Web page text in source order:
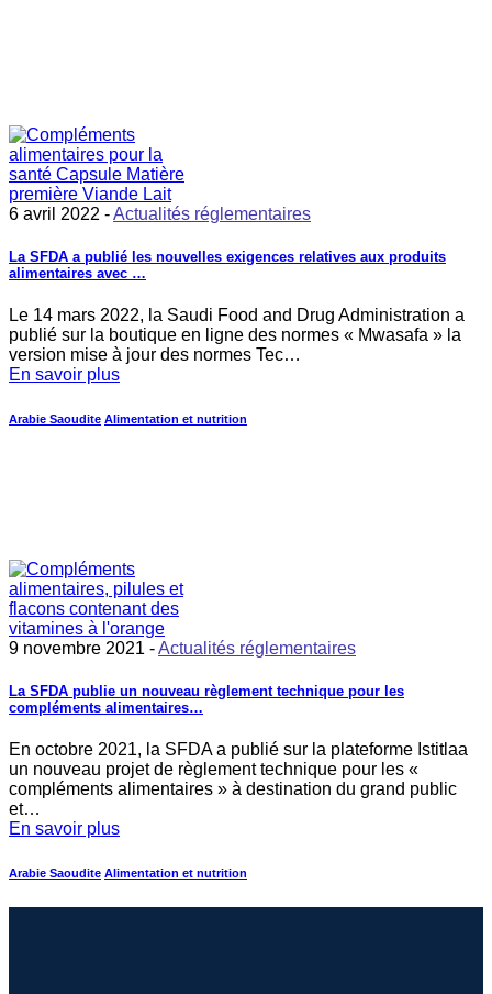
6 avril 2022 -Actualités réglementaires
La SFDA a publié les nouvelles exigences relatives aux produits
alimentaires avec …
Le 14 mars 2022, la Saudi Food and Drug Administration a
publié sur la boutique en ligne des normes « Mwasafa » la
version mise à jour des normes Tec…
En savoir plus
Arabie Saoudite Alimentation et nutrition
9 novembre 2021 -Actualités réglementaires
La SFDA publie un nouveau règlement technique pour les
compléments alimentaires…
En octobre 2021, la SFDA a publié sur la plateforme Istitlaa
un nouveau projet de règlement technique pour les «
compléments alimentaires » à destination du grand public
et…
En savoir plus
Arabie Saoudite Alimentation et nutrition